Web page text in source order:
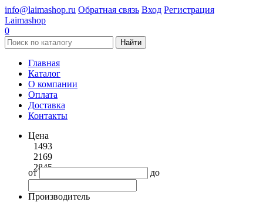
info@laimashop.ru Обратная связь Вход Регистрация
Laimashop
0
Найти
Главная
Каталог
О компании
Оплата
Доставка
Контакты
Цена
1493
2169
2845
от до
Производитель